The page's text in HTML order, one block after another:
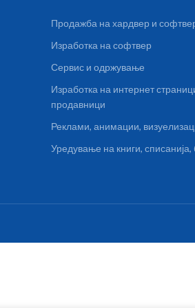
Продажба на хардвер и
Изработка на софтвер
Сервис и одржување
Изработка на интернет
продавници
Реклами, анимации,
Уредување на книги,